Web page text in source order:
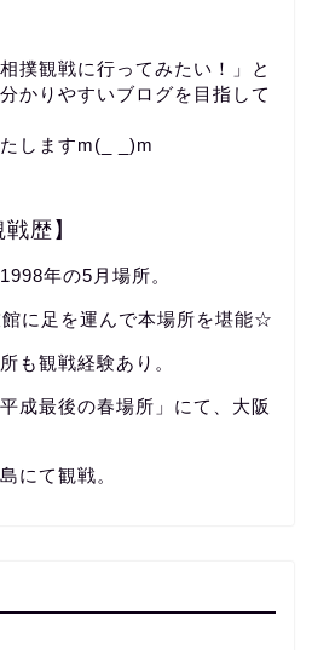
撲観戦に行ってみたい！」と
かりやすいブログを目指して
しますm(_ _)m
歴】
年の5月場所。
館に足を運んで本場所を堪能☆
も観戦経験あり。
成最後の春場所」にて、大阪
にて観戦。